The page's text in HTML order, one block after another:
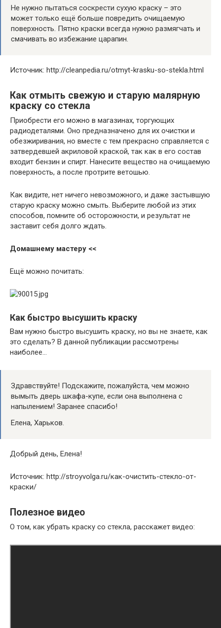
Не нужно пытаться соскрести сухую краску – это
может только ещё больше повредить очищаемую
поверхность. Пятно краски всегда нужно размягчать и
смачивать во избежание царапин.
Источник: http://cleanpedia.ru/otmyt-krasku-so-stekla.html
Как отмыть свежую и старую малярную
краску со стекла
Приобрести его можно в магазинах, торгующих
радиодеталями. Оно предназначено для их очистки и
обезжиривания, но вместе с тем прекрасно справляется с
затвердевшей акриловой краской, так как в его состав
входит бензин и спирт. Нанесите вещество на очищаемую
поверхность, а после протрите ветошью.
Как видите, нет ничего невозможного, и даже застывшую
старую краску можно смыть. Выберите любой из этих
способов, помните об осторожности, и результат не
заставит себя долго ждать.
Домашнему мастеру <<
Ещё можно почитать:
Как быстро высушить краску
Вам нужно быстро высушить краску, но вы не знаете, как
это сделать? В данной публикации рассмотрены
наиболее…
Здравствуйте! Подскажите, пожалуйста, чем можно
вымыть дверь шкафа-купе, если она выполнена с
напылением! Заранее спасибо!
Елена, Харьков.
Добрый день, Елена!
Источник: http://stroyvolga.ru/как-очистить-стекло-от-
краски/
Полезное видео
О том, как убрать краску со стекла, расскажет видео: